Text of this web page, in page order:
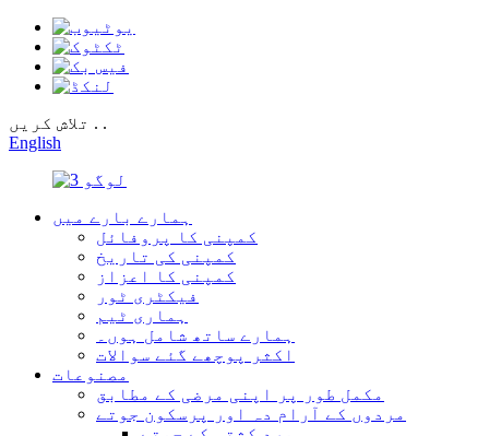
تلاش کریں . .
English
ہمارے بارے میں
کمپنی کا پروفائل
کمپنی کی تاریخ
کمپنی کا اعزاز
فیکٹری ٹور
ہماری ٹیم
ہمارے ساتھ شامل ہوں۔
اکثر پوچھے گئے سوالات
مصنوعات
مکمل طور پر اپنی مرضی کے مطابق
مردوں کے آرام دہ اور پرسکون جوتے